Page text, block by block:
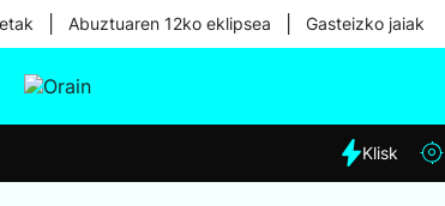
Abuztuaren 12ko eklipsea Gasteizko jaiak
Eguraldia
Klisk